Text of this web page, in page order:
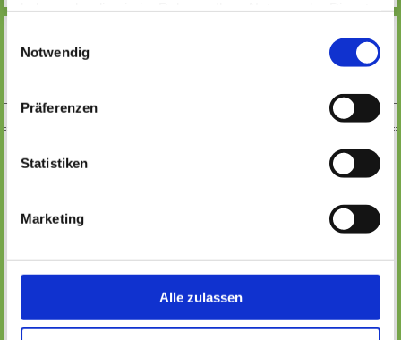
Datenschutzhinweise
Notwendig
Präferenzen
Statistiken
Marketing
Alle zulassen
MEHR
SOCIAL MEDIA
11:30 - 18:00 Uhr
Mittwoch:
11:30 - 18:00 Uhr